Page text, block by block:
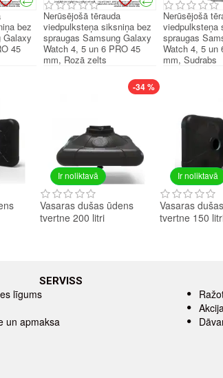
bez
Galaxy
45
Nerūsējošā tērauda
viedpulksteņa siksniņa bez
spraugas Samsung Galaxy
Watch 4, 5 un 6 PRO 45
mm, Rozā zelts
Nerūsējošā
viedpulksteņa
spraugas
Watch 4, 5 un
mm, Sudrabs
Ir noliktavā
-34 %
Vasaras dušas ūdens
tvertne 200 litri
Ir noliktavā
Vasaras
tvertne 150
SERVISS
līgums
un apmaksa